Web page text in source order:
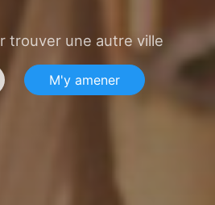
trouver une autre ville
M'y amener